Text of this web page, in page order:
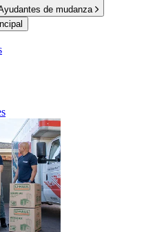
de mudanza